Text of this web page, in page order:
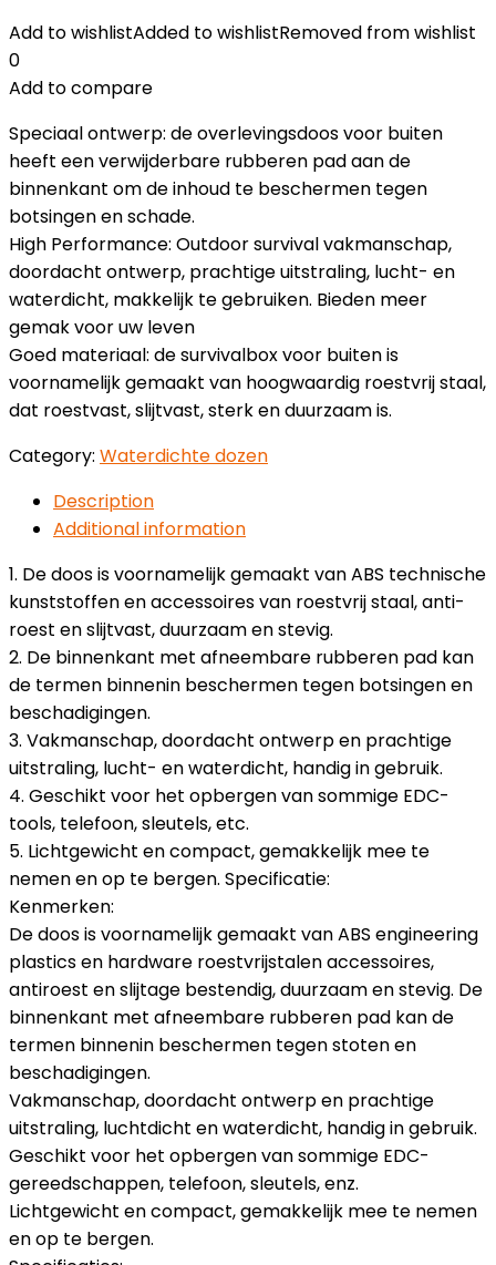
Add to wishlistAdded to wishlistRemoved from wishlist
0
Add to compare
Speciaal ontwerp: de overlevingsdoos voor buiten
heeft een verwijderbare rubberen pad aan de
binnenkant om de inhoud te beschermen tegen
botsingen en schade.
High Performance: Outdoor survival vakmanschap,
doordacht ontwerp, prachtige uitstraling, lucht- en
waterdicht, makkelijk te gebruiken. Bieden meer
gemak voor uw leven
Goed materiaal: de survivalbox voor buiten is
voornamelijk gemaakt van hoogwaardig roestvrij staal,
dat roestvast, slijtvast, sterk en duurzaam is.
Category: Waterdichte dozen
Description
Additional information
1. De doos is voornamelijk gemaakt van ABS technische
kunststoffen en accessoires van roestvrij staal, anti-
roest en slijtvast, duurzaam en stevig.
2. De binnenkant met afneembare rubberen pad kan
de termen binnenin beschermen tegen botsingen en
beschadigingen.
3. Vakmanschap, doordacht ontwerp en prachtige
uitstraling, lucht- en waterdicht, handig in gebruik.
4. Geschikt voor het opbergen van sommige EDC-
tools, telefoon, sleutels, etc.
5. Lichtgewicht en compact, gemakkelijk mee te
nemen en op te bergen. Specificatie:
Kenmerken:
De doos is voornamelijk gemaakt van ABS engineering
plastics en hardware roestvrijstalen accessoires,
antiroest en slijtage bestendig, duurzaam en stevig. De
binnenkant met afneembare rubberen pad kan de
termen binnenin beschermen tegen stoten en
beschadigingen.
Vakmanschap, doordacht ontwerp en prachtige
uitstraling, luchtdicht en waterdicht, handig in gebruik.
Geschikt voor het opbergen van sommige EDC-
gereedschappen, telefoon, sleutels, enz.
Lichtgewicht en compact, gemakkelijk mee te nemen
en op te bergen.